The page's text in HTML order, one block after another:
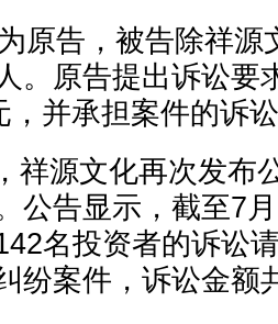
原告，被告除祥源
。原告提出诉讼要
，并承担案件的诉
祥源文化再次发布
公告显示，截至7
名投资者的诉讼
纷案件，诉讼金额